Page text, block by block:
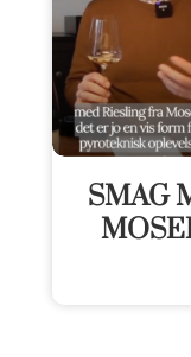
SMAG